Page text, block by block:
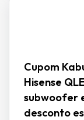
Cupom
Hisense
subwoofer
desconto